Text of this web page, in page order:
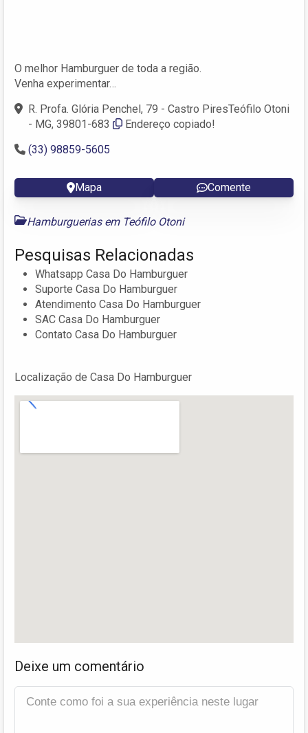
O melhor Hamburguer de toda a região.
Venha experimentar…
R. Profa. Glória Penchel, 79 - Castro PiresTeófilo Otoni
- MG, 39801-683
Endereço copiado!
(33) 98859-5605
Mapa Comente
Hamburguerias em Teófilo Otoni
Pesquisas Relacionadas
Whatsapp Casa Do Hamburguer
Suporte Casa Do Hamburguer
Atendimento Casa Do Hamburguer
SAC Casa Do Hamburguer
Contato Casa Do Hamburguer
Localização de Casa Do Hamburguer
Deixe um comentário